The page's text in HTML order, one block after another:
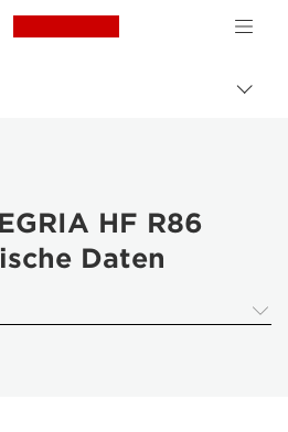
Canon Logo, back
Auf
HF R86
Daten